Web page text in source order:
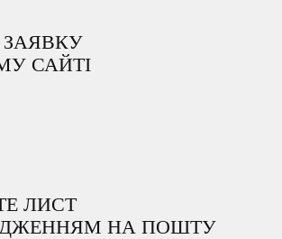
ЗАЯВКУ
САЙТІ
ЛИСТ
НА ПОШТУ